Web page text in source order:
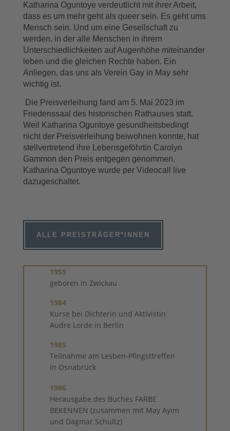
Katharina Oguntoye verdeutlicht mit ihrer Arbeit,
dass es um mehr geht als queer sein. Es geht ums
Mensch sein. Und um eine Gesellschaft zu
werden, in der alle Menschen in ihrern
Unterschiedlichkeiten auf Augenhöhe miteinander
leben und die gleichen Rechte haben. Ein
Anliegen, das uns als Verein Gay in May sehr
wichtig ist.
Die Preisverleihung fand am 5. Mai 2023 im
Friedenssaal des historischen Rathauses statt.
Weil Katharina Oguntoye gesundheitsbedingt
nicht der Preisverleihung beiwohnen konnte, hat
stellvertretend ihre Lebensgeföhrtin Carolyn
Gammon den Preis entgegen genommen.
Katharina Oguntoye wurde per Videocall live
dazugeschaltet.
ALLE PREISTRÄGER*INNEN
1959
geboren in Zwickau
1984
Kurse bei Dichterin und Aktivistin
Audre Lorde in Berlin
1985
Teilnahme am Lesben-Pfingsttreffen
in Osnabrück
1986
Herausgabe des Buches FARBE
BEKENNEN (zusammen mit May Ayim
und Dagmar Schultz)